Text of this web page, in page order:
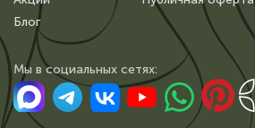
Блог
Мы в сoциальных сетях: